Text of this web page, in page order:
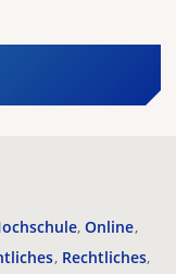
Online
Rechtliches